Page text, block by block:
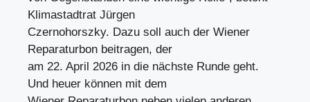
Klimastadtrat Jürgen
Czernohorszky. Dazu soll auch der Wiener
Reparaturbon beitragen, der
am 22. April 2026 in die nächste Runde geht.
Und heuer können mit dem